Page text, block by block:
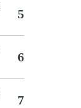
5
6
7